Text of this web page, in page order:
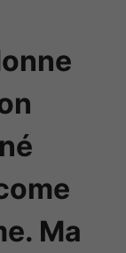
Ma